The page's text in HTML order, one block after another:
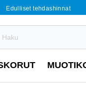
Edulliset tehdashinnat